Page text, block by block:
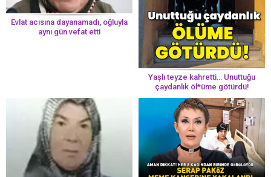
Evlat acısına dayanamadı, oğluyla
aynı gün vefat etti
Yaşlı teyze kahretti… Unuttuğu
çaydanlık öl*üme götürdü!